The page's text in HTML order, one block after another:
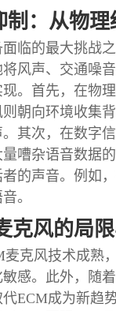
制：从物
临的最大挑战
将风声、交通噪
。首先，在物
则朝向环境收集
其次，在数字
嘈杂语音数据
者的声音。例如
。
克风的局
麦克风技术成熟
敏感。此外，随
ECM成为新趋